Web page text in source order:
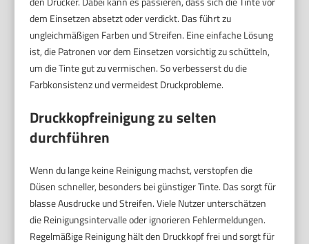
dem Einsetzen absetzt oder verdickt. Das führt zu
ungleichmäßigen Farben und Streifen. Eine einfache Lösung
ist, die Patronen vor dem Einsetzen vorsichtig zu schütteln,
um die Tinte gut zu vermischen. So verbesserst du die
Farbkonsistenz und vermeidest Druckprobleme.
Druckkopfreinigung zu selten
durchführen
Wenn du lange keine Reinigung machst, verstopfen die
Düsen schneller, besonders bei günstiger Tinte. Das sorgt für
blasse Ausdrucke und Streifen. Viele Nutzer unterschätzen
die Reinigungsintervalle oder ignorieren Fehlermeldungen.
Regelmäßige Reinigung hält den Druckkopf frei und sorgt für